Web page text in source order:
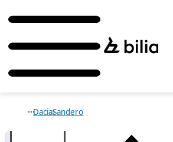
DaciaSandero